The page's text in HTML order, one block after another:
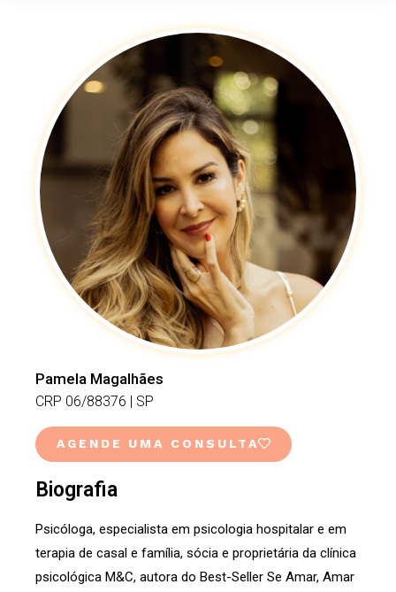
Pamela Magalhães
CRP 06/88376 | SP
AGENDE UMA CONSULTA
Biografia
Psicóloga, especialista em psicologia hospitalar e em
terapia de casal e família, sócia e proprietária da clínica
psicológica M&C, autora do Best-Seller Se Amar, Amar